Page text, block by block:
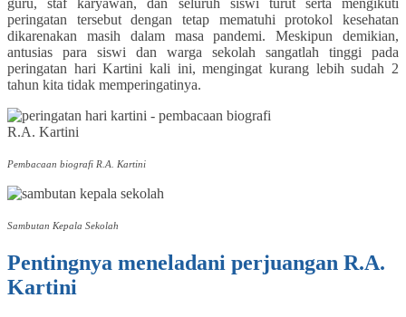
guru, staf karyawan, dan seluruh siswi turut serta mengikuti
peringatan tersebut dengan tetap mematuhi protokol kesehatan
dikarenakan masih dalam masa pandemi. Meskipun demikian,
antusias para siswi dan warga sekolah sangatlah tinggi pada
peringatan hari Kartini kali ini, mengingat kurang lebih sudah 2
tahun kita tidak memperingatinya.
Pembacaan biografi R.A. Kartini
Sambutan Kepala Sekolah
Pentingnya meneladani perjuangan R.A.
Kartini